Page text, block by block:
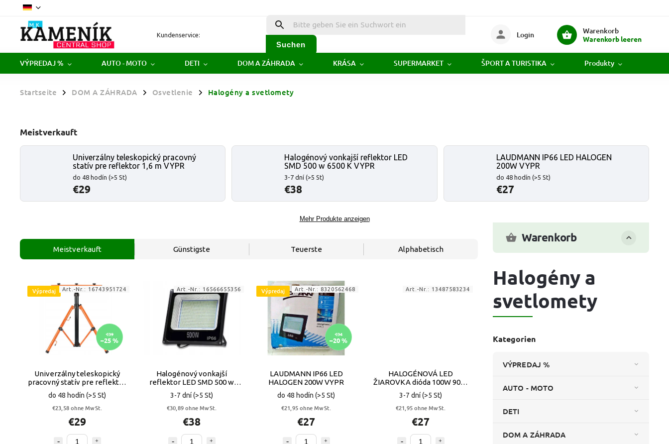
Kundenservice:
Suchen
Warenkorb
Warenkorb leeren
Login
VÝPREDAJ % AUTO - MOTO DETI DOM A ZÁHRADA KRÁSA SUPERMARKET ŠPORT A TURISTIKA Produkty
Startseite / DOM A ZÁHRADA / Osvetlenie / Halogény a svetlomety
Meistverkauft
Univerzálny teleskopický pracovný
statív pre reflektor 1,6 m VYPR
do 48 hodín (>5 St)
€29
Halogénový vonkajší reflektor LED
SMD 500 w 6500 K VYPR
3-7 dní(>5 St)
€38
LAUDMANN IP66 LED HALOGEN
200W VYPR
do 48 hodín (>5 St)
€27
Mehr Produkte anzeigen
Warenkorb
Halogény a
svetlomety
Kategorien
VÝPREDAJ %
AUTO - MOTO
DETI
DOM A ZÁHRADA
Meistverkauft Günstigste Teuerste Alphabetisch
Výpredaj
€39
–25 %
Univerzálny teleskopický
pracovný statív pre reflektor
1,6 m VYPR
do 48 hodín (>5 St)
€23,58 ohne MwSt.
€29
Art.-Nr.: 16743951724
Halogénový vonkajší
reflektor LED SMD 500 w
6500 K VYPR
3-7 dní(>5 St)
€30,89 ohne MwSt.
€38
Art.-Nr.: 16566655356 Výpredaj
€34
–20 %
LAUDMANN IP66 LED
HALOGEN 200W VYPR
do 48 hodín (>5 St)
€21,95 ohne MwSt.
€27
Art.-Nr.: 8320562468
HALOGÉNOVÁ LED
ŽIAROVKA dióda 100W 9000
LM SVETLOMET
3-7 dní(>5 St)
€21,95 ohne MwSt.
€27
Art.-Nr.: 13487583234